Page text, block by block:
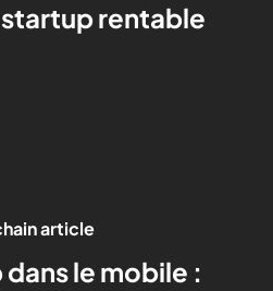
rentable
article
le mobile :